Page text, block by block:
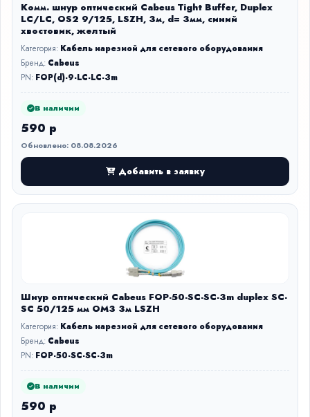
Комм. шнур оптический Cabeus Tight Buffer, Duplex
LC/LC, OS2 9/125, LSZH, 3м, d= 3мм, синий
хвостовик, желтый
Категория: Кабель нарезной для сетевого оборудования
Бренд: Cabeus
PN: FOP(d)-9-LC-LC-3m
В наличии
590 р
Обновлено: 08.08.2026
Добавить в заявку
Шнур оптический Cabeus FOP-50-SC-SC-3m duplex SC-
SC 50/125 мм OM3 3м LSZH
Категория: Кабель нарезной для сетевого оборудования
Бренд: Cabeus
PN: FOP-50-SC-SC-3m
В наличии
590 р